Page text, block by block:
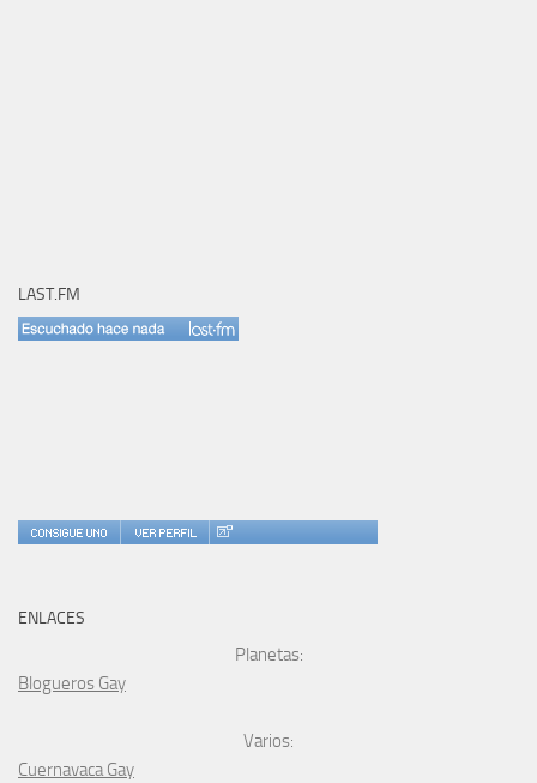
LAST.FM
ENLACES
Planetas:
Blogueros Gay
Varios:
Cuernavaca Gay